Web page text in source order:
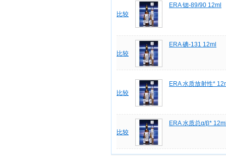
比较
ERA 锶-89/90 12ml
比较
ERA 碘-131 12ml
比较
ERA 水质放射性*
比较
ERA 水质总α/β*